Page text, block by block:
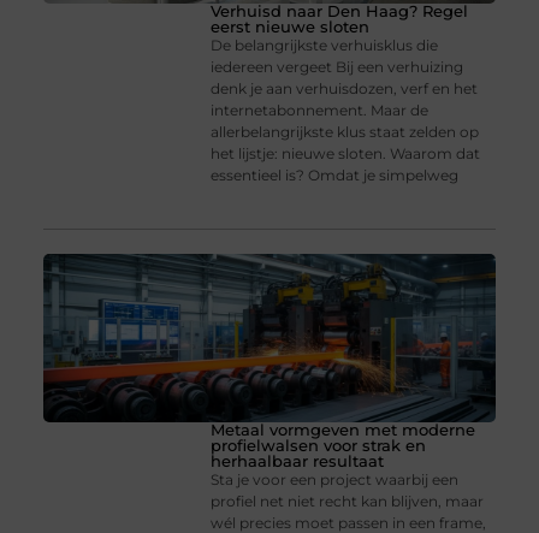
Verhuisd naar Den Haag? Regel
eerst nieuwe sloten
De belangrijkste verhuisklus die
iedereen vergeet Bij een verhuizing
denk je aan verhuisdozen, verf en het
internetabonnement. Maar de
allerbelangrijkste klus staat zelden op
het lijstje: nieuwe sloten. Waarom dat
essentieel is? Omdat je simpelweg
Metaal vormgeven met moderne
profielwalsen voor strak en
herhaalbaar resultaat
Sta je voor een project waarbij een
profiel net niet recht kan blijven, maar
wél precies moet passen in een frame,